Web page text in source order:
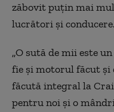
zăbovit puţin mai
lucrători şi conducere.
„O sutăde mii este
fie şi motorul făcut şi
făcută integralla
pentru noi şi o